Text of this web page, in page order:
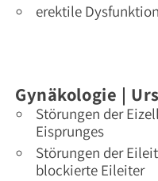
ZU UNSEREM
erektile
Gynäkologie |
Störungen der
Eisprunges
Störungen der
blockierte Eileiter